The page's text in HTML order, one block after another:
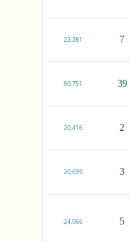
7
22,281
39
80,751
2
20,416
3
20,699
5
24,066